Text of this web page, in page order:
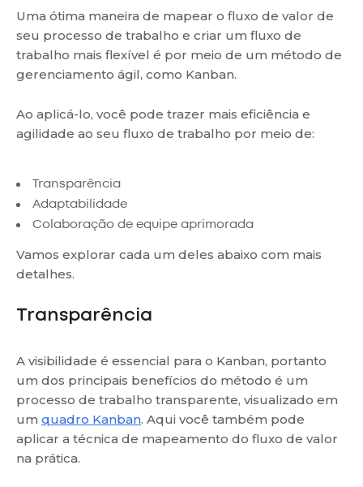
Uma ótima maneira de mapear o fluxo de valor de
seu processo de trabalho e criar um fluxo de
trabalho mais flexível é por meio de um método de
gerenciamento ágil, como Kanban.
Ao aplicá-lo, você pode trazer mais eficiência e
agilidade ao seu fluxo de trabalho por meio de:
Transparência
Adaptabilidade
Colaboração de equipe aprimorada
Vamos explorar cada um deles abaixo com mais
detalhes.
Transparência
A visibilidade é essencial para o Kanban, portanto
um dos principais benefícios do método é um
processo de trabalho transparente, visualizado em
um quadro Kanban. Aqui você também pode
aplicar a técnica de mapeamento do fluxo de valor
na prática.